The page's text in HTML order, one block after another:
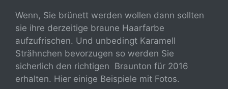
Wenn, Sie brünett werden wollen dann sollten
sie ihre derzeitige braune Haarfarbe
aufzufrischen. Und unbedingt Karamell
Strähnchen bevorzugen so werden Sie
sicherlich den richtigen Braunton für 2016
erhalten. Hier einige Beispiele mit Fotos.